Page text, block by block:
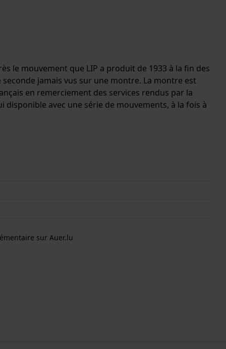
le mouvement que LIP a produit de 1933 à la fin des
jamais vus sur une montre. La montre est
en remerciement des services rendus par la
avec une série de mouvements, à la fois à
sur Auer.lu